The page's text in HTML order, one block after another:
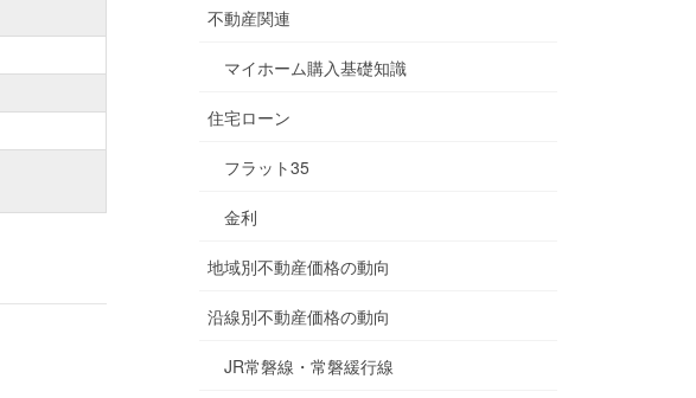
不動産関連
マイホーム購入基礎知識
住宅ローン
フラット35
金利
地域別不動産価格の動向
沿線別不動産価格の動向
JR常磐線・常磐緩行線